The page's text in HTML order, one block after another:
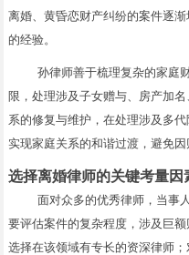
离婚、黄昏恋财产纠纷的案件逐
的经验。
孙律师善于梳理复杂的家庭
限，处理涉及子女赠与、房产加
系的修复与维护，在处理涉及多
实现家庭关系的和谐过渡，避免
选择离婚律师的关键考量因
面对众多的优秀律师，当事
要评估案件的复杂程度，涉及巨
选择在该领域有专长的资深律师